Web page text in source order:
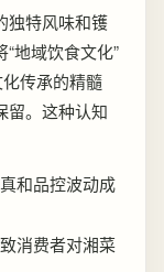
独特风味和镬
地域饮食文化”
传承的精髓
留。这种认知
和品控波动成
消费者对湘菜